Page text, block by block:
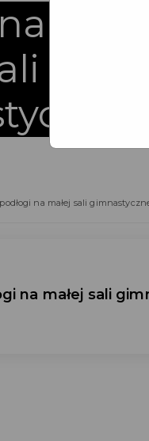
na małej sali
na małej sali